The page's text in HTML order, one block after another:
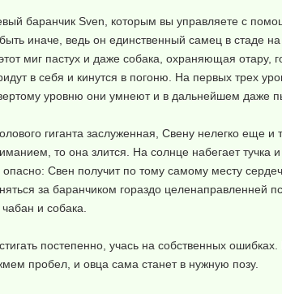
баранчик Sven, которым вы управляете с
иначе, ведь он единственный самец в стаде
миг пастух и даже собака, охраняющая
в себя и кинутся в погоню. На первых трех
уровню они умнеют и в дальнейшем даже
гиганта заслуженная, Свену нелегко
то она злится. На солнце набегает тучка
опасно: Свен получит по тому самому месту
за баранчиком гораздо
и собака.
постепенно, учась на собственных
пробел, и овца сама станет в нужную позу.